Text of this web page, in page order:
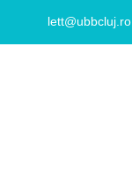
lett@ubbcluj.ro